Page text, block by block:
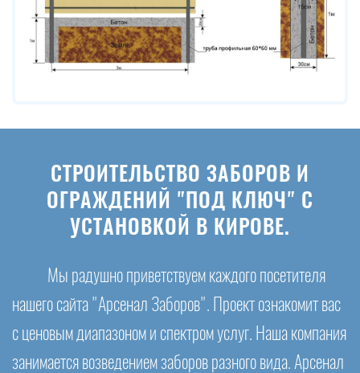
СТРОИТЕЛЬСТВО ЗАБОРОВ И
ОГРАЖДЕНИЙ "ПОД КЛЮЧ" С
УСТАНОВКОЙ В КИРОВЕ.
Мы радушно приветствуем каждого посетителя
нашего сайта "Арсенал Заборов". Проект ознакомит вас
с ценовым диапазоном и спектром услуг. Наша компания
занимается возведением заборов разного вида. Арсенал